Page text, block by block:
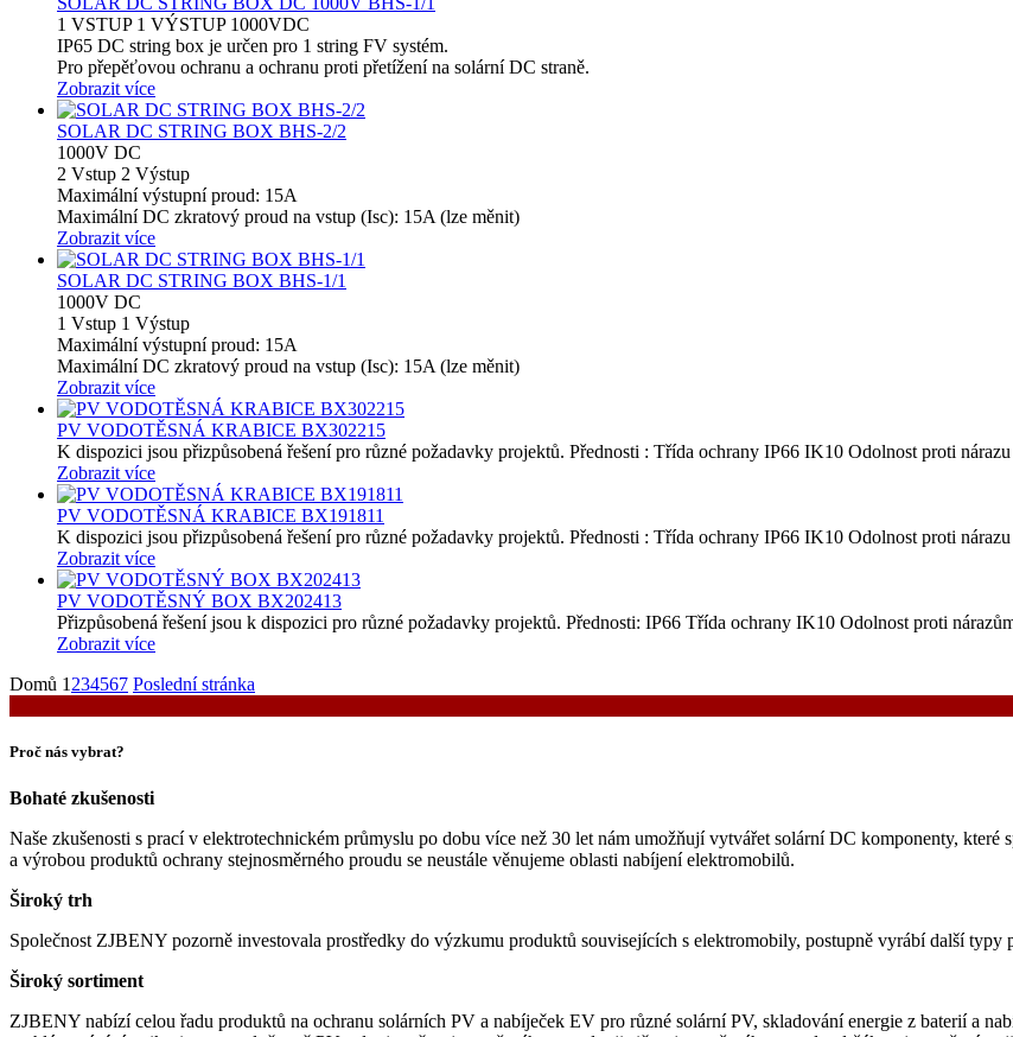
1 VSTUP 1 VÝSTUP 1000VDC
IP65 DC string box je určen pro 1 string FV systém.
Pro přepěťovou ochranu a ochranu proti přetížení na solární DC straně.
Zobrazit více
SOLAR DC STRING BOX BHS-2/2
1000V DC
2 Vstup 2 Výstup
Maximální výstupní proud: 15A
Maximální DC zkratový proud na vstup (Isc): 15A (lze měnit)
Zobrazit více
SOLAR DC STRING BOX BHS-1/1
1000V DC
1 Vstup 1 Výstup
Maximální výstupní proud: 15A
Maximální DC zkratový proud na vstup (Isc): 15A (lze měnit)
Zobrazit více
PV VODOTĚSNÁ KRABICE BX302215
K dispozici jsou přizpůsobená řešení pro různé požadavky projektů. Přednosti : Třída ochrany IP66 IK10 Odolnost proti
Zobrazit více
PV VODOTĚSNÁ KRABICE BX191811
K dispozici jsou přizpůsobená řešení pro různé požadavky projektů. Přednosti : Třída ochrany IP66 IK10 Odolnost proti
Zobrazit více
PV VODOTĚSNÝ BOX BX202413
Přizpůsobená řešení jsou k dispozici pro různé požadavky projektů. Přednosti: IP66 Třída ochrany IK10 Odolnost proti
Zobrazit více
Domů 1 234567 Poslední stránka
Proč nás vybrat?
Bohaté zkušenosti
Naše zkušenosti s prací v elektrotechnickém průmyslu po dobu více než 30 let nám umožňují vytvářet solární DC komponenty,
a výrobou produktů ochrany stejnosměrného proudu se neustále věnujeme oblasti nabíjení elektromobilů.
Široký trh
Společnost ZJBENY pozorně investovala prostředky do výzkumu produktů souvisejících s elektromobily, postupně vyrábí další
Široký sortiment
ZJBENY nabízí celou řadu produktů na ochranu solárních PV a nabíječek EV pro různé solární PV, skladování energie z baterií a